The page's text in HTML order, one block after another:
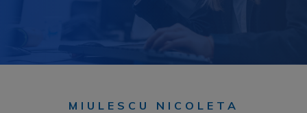
MIULESCU NICOLETA